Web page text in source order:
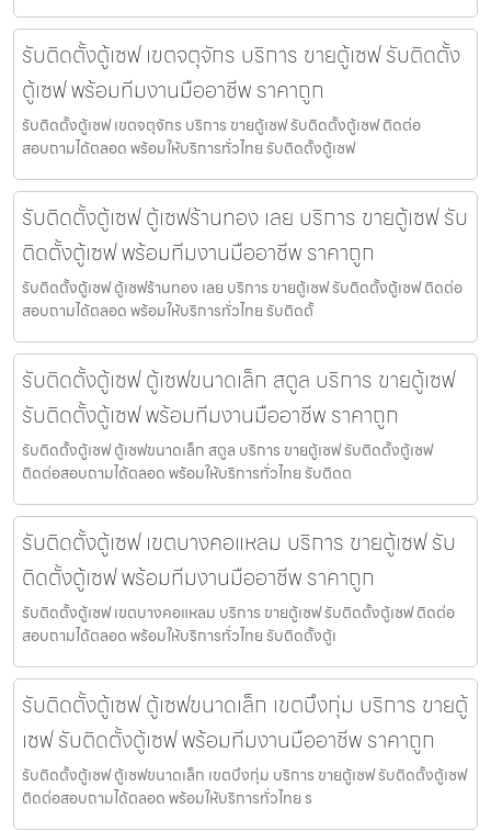
รับติดตั้งตู้เซฟ เขตจตุจักร บริการ ขายตู้เซฟ รับติดตั้ง
ตู้เซฟ พร้อมทีมงานมืออาชีพ ราคาถูก
รับติดตั้งตู้เซฟ เขตจตุจักร บริการ ขายตู้เซฟ รับติดตั้งตู้เซฟ ติดต่อ
สอบถามได้ตลอด พร้อมให้บริการทั่วไทย รับติดตั้งตู้เซฟ
รับติดตั้งตู้เซฟ ตู้เซฟร้านทอง เลย บริการ ขายตู้เซฟ รับ
ติดตั้งตู้เซฟ พร้อมทีมงานมืออาชีพ ราคาถูก
รับติดตั้งตู้เซฟ ตู้เซฟร้านทอง เลย บริการ ขายตู้เซฟ รับติดตั้งตู้เซฟ ติดต่อ
สอบถามได้ตลอด พร้อมให้บริการทั่วไทย รับติดตั้
รับติดตั้งตู้เซฟ ตู้เซฟขนาดเล็ก สตูล บริการ ขายตู้เซฟ
รับติดตั้งตู้เซฟ พร้อมทีมงานมืออาชีพ ราคาถูก
รับติดตั้งตู้เซฟ ตู้เซฟขนาดเล็ก สตูล บริการ ขายตู้เซฟ รับติดตั้งตู้เซฟ
ติดต่อสอบถามได้ตลอด พร้อมให้บริการทั่วไทย รับติดต
รับติดตั้งตู้เซฟ เขตบางคอแหลม บริการ ขายตู้เซฟ รับ
ติดตั้งตู้เซฟ พร้อมทีมงานมืออาชีพ ราคาถูก
รับติดตั้งตู้เซฟ เขตบางคอแหลม บริการ ขายตู้เซฟ รับติดตั้งตู้เซฟ ติดต่อ
สอบถามได้ตลอด พร้อมให้บริการทั่วไทย รับติดตั้งตู้เ
รับติดตั้งตู้เซฟ ตู้เซฟขนาดเล็ก เขตบึงกุ่ม บริการ ขายตู้
เซฟ รับติดตั้งตู้เซฟ พร้อมทีมงานมืออาชีพ ราคาถูก
รับติดตั้งตู้เซฟ ตู้เซฟขนาดเล็ก เขตบึงกุ่ม บริการ ขายตู้เซฟ รับติดตั้งตู้เซฟ
ติดต่อสอบถามได้ตลอด พร้อมให้บริการทั่วไทย ร